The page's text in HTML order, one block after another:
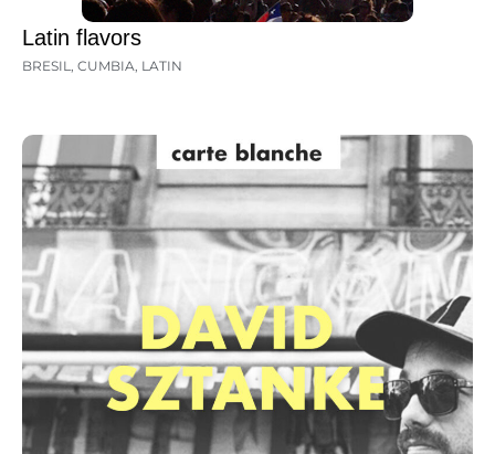
Latin flavors
BRESIL, CUMBIA, LATIN